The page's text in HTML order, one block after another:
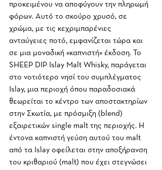
προκειμένου να αποφύγουν την πληρωμή
φόρων. Αυτό το σκούρο χρυσό, σε
χρώμα, με τις κεχριμπαρένιες
ανταύγειες ποτό, εμφανίζεται τώρα και
σε μια μοναδική «καπνιστή» έκδοση. Το
SHEEP DIP Islay Malt Whisky, παράγεται
στο νοτιότερο νησί του συμπλέγματος
Islay, μια περιοχή όπου παραδοσιακά
θεωρείται το κέντρο των αποστακτηρίων
στην Σκωτία, με πρόσμιξη (blend)
εξαιρετικών single malt της περιοχής. Η
έντονα καπνιστή γεύση αυτού του malt
από τα Islay οφείλεται στην αποξήρανση
του κριθαριού (malt) που έχει στεγνώσει